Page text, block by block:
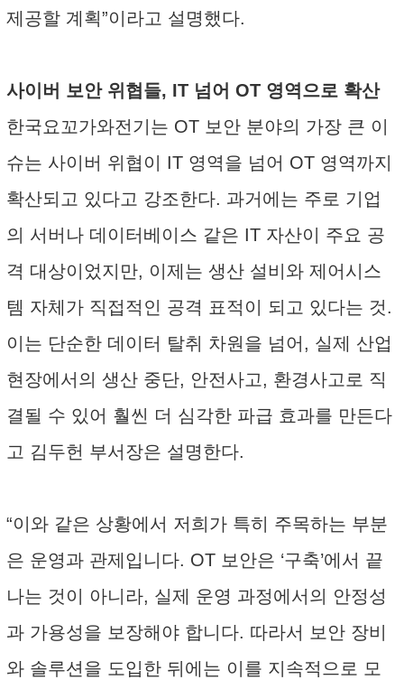
제공할 계획”이라고 설명했다.
사이버 보안 위협들, IT 넘어 OT 영역으로 확산
한국요꼬가와전기는 OT 보안 분야의 가장 큰 이
슈는 사이버 위협이 IT 영역을 넘어 OT 영역까지
확산되고 있다고 강조한다. 과거에는 주로 기업
의 서버나 데이터베이스 같은 IT 자산이 주요 공
격 대상이었지만, 이제는 생산 설비와 제어시스
템 자체가 직접적인 공격 표적이 되고 있다는 것.
이는 단순한 데이터 탈취 차원을 넘어, 실제 산업
현장에서의 생산 중단, 안전사고, 환경사고로 직
결될 수 있어 훨씬 더 심각한 파급 효과를 만든다
고 김두헌 부서장은 설명한다.
“이와 같은 상황에서 저희가 특히 주목하는 부분
은 운영과 관제입니다. OT 보안은 ‘구축’에서 끝
나는 것이 아니라, 실제 운영 과정에서의 안정성
과 가용성을 보장해야 합니다. 따라서 보안 장비
와 솔루션을 도입한 뒤에는 이를 지속적으로 모